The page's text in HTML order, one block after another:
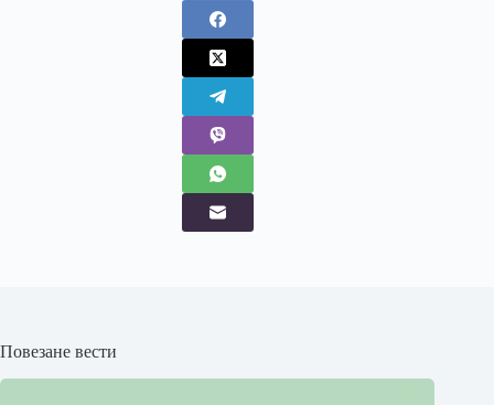
Повезане вести